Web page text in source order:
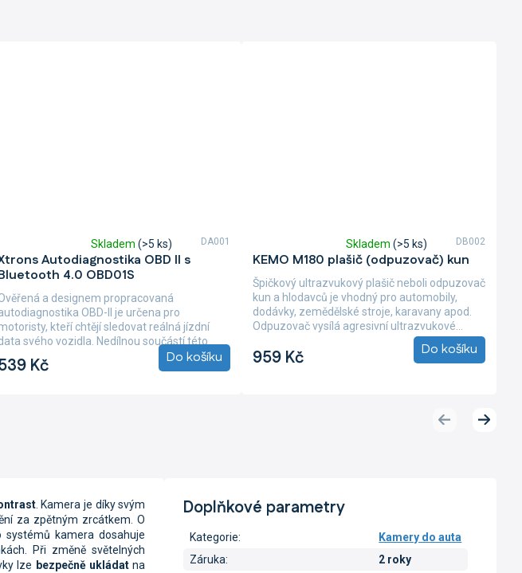
Autodiagnostika OBD II s
4.0 OBD01S
je
5,0
Skladem (>5 ks)
Kč Do košíku
a designem propracovaná
OBD-II je určena pro
kteří chtějí sledovat reálná jízdní
svého vozidla. Nedílnou součástí této
propracované...
DA001
KEMO M180 plašič (odpuzovač) kun
hodnocení
produktu
je
5,0
z
hvězdiček.
Skladem (>5 ks)
959 Kč Do košíku
Špičkový ultrazvukový plašič neboli odpuzovač
kun a hlodavců je vhodný pro automobily,
dodávky, zemědělské stroje, karavany apod.
Odpuzovač vysílá agresivní ultrazvukové...
DB002
PředchozíDalší
. Kamera je díky svým
za zpětným zrcátkem. O
systémů kamera dosahuje
Při změně světelných
lze bezpečně ukládatna
Doplňkové parametry
Kategorie:
Kamery do auta
Záruka:
2 roky